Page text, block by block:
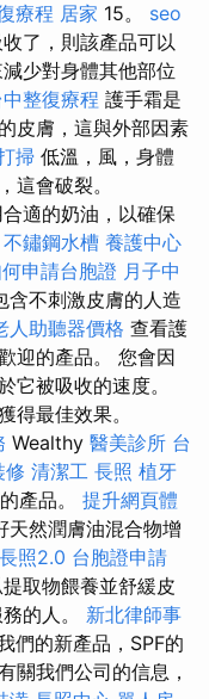
療程 居家 15。 seo
了，則該產品可以
少對身體其他部位
中整復療程 護手霜是
皮膚，這與外部因素
掃 低溫，風，身體
這會破裂。
適的奶油，以確保
不鏽鋼水槽 養護中心
申請台胞證 月子中
含不刺激皮膚的人造
人助聽器價格 查看護
迎的產品。 您會因
它被吸收的速度。
得最佳效果。
Wealthy 醫美診所 台
修 清潔工 長照 植牙
產品。 提升網頁體
天然潤膚油混合物增
長照2.0 台胞證申請
取物餵養並舒緩皮
的人。 新北律師事
們的新產品，SPF的
關我們公司的信息，